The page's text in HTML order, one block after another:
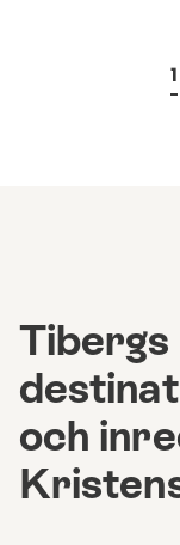
1
Tibergs
och